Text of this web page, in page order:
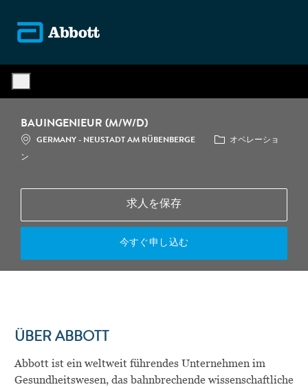
BAUINGENIEUR (M/W/D)
場所GERMANY - NEUSTADT AM RÜBENBERGE カテゴリ
オペレーショ
ン
求人を保存
今すぐ申し込む
ÜBER ABBOTT
Abbott ist ein weltweit führendes Unternehmen im
Gesundheitswesen, das bahnbrechende wissenschaftliche